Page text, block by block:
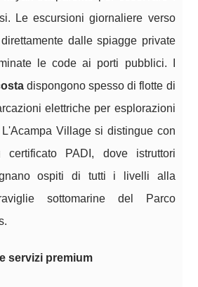
Le escursioni giornaliere verso
dalle spiagge private
le code ai porti pubblici. I
dispongono spesso di flotte di
elettriche per esplorazioni
Village si distingue con
PADI, dove istruttori
ospiti di tutti i livelli alla
sottomarine del Parco
servizi premium